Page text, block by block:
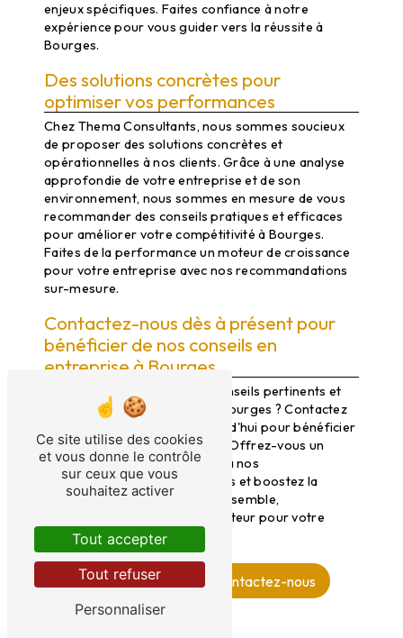
enjeux spécifiques. Faites confiance à notre
expérience pour vous guider vers la réussite à
Bourges.
Des solutions concrètes pour
optimiser vos performances
Chez Thema Consultants, nous sommes soucieux
de proposer des solutions concrètes et
opérationnelles à nos clients. Grâce à une analyse
approfondie de votre entreprise et de son
environnement, nous sommes en mesure de vous
recommander des conseils pratiques et efficaces
pour améliorer votre compétitivité à Bourges.
Faites de la performance un moteur de croissance
pour votre entreprise avec nos recommandations
sur-mesure.
Contactez-nous dès à présent pour
bénéficier de nos conseils en
entreprise à Bourges
Vous souhaitez obtenir des conseils pertinents et
adaptés à votre entreprise à Bourges ? Contactez
Thema Consultants dès aujourd'hui pour bénéficier
de l'expertise de notre équipe. Offrez-vous un
avantage concurrentiel grâce à nos
recommandations stratégiques et boostez la
croissance de votre société. Ensemble,
construisons un avenir prometteur pour votre
entreprise à Bourges.
En savoir plus Contactez-nous
Ce site utilise des cookies
et vous donne le contrôle
sur ceux que vous
souhaitez activer
Tout accepter
Tout refuser
Personnaliser